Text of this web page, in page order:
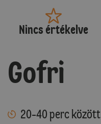
Nincs értékelve
Gofri
20-40 perc között